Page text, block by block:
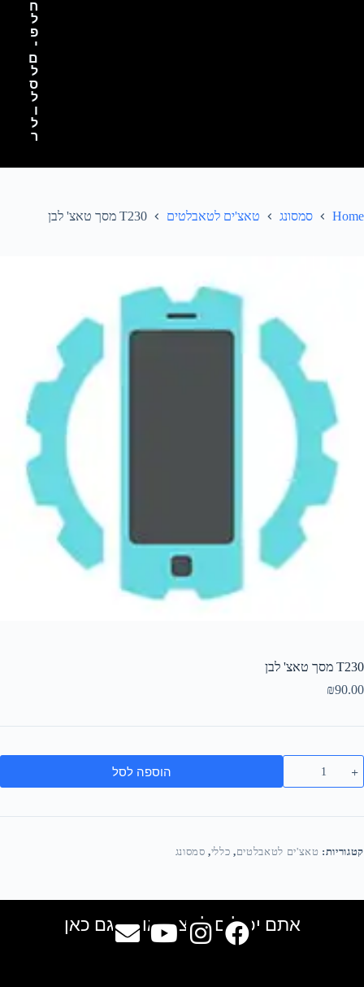
ח
ל
פ
י
ם
ל
ס
ל
ו
ל
ר
Home סמסונג טאצ'ים לטאבלטים T230 מסך טאצ' לבן
T230 מסך טאצ' לבן
₪90.00
הוספה לסל
קטגוריות: טאצ'ים לטאבלטים, כללי, סמסונג
אתם יכולים למצוא אותנו גם כאן